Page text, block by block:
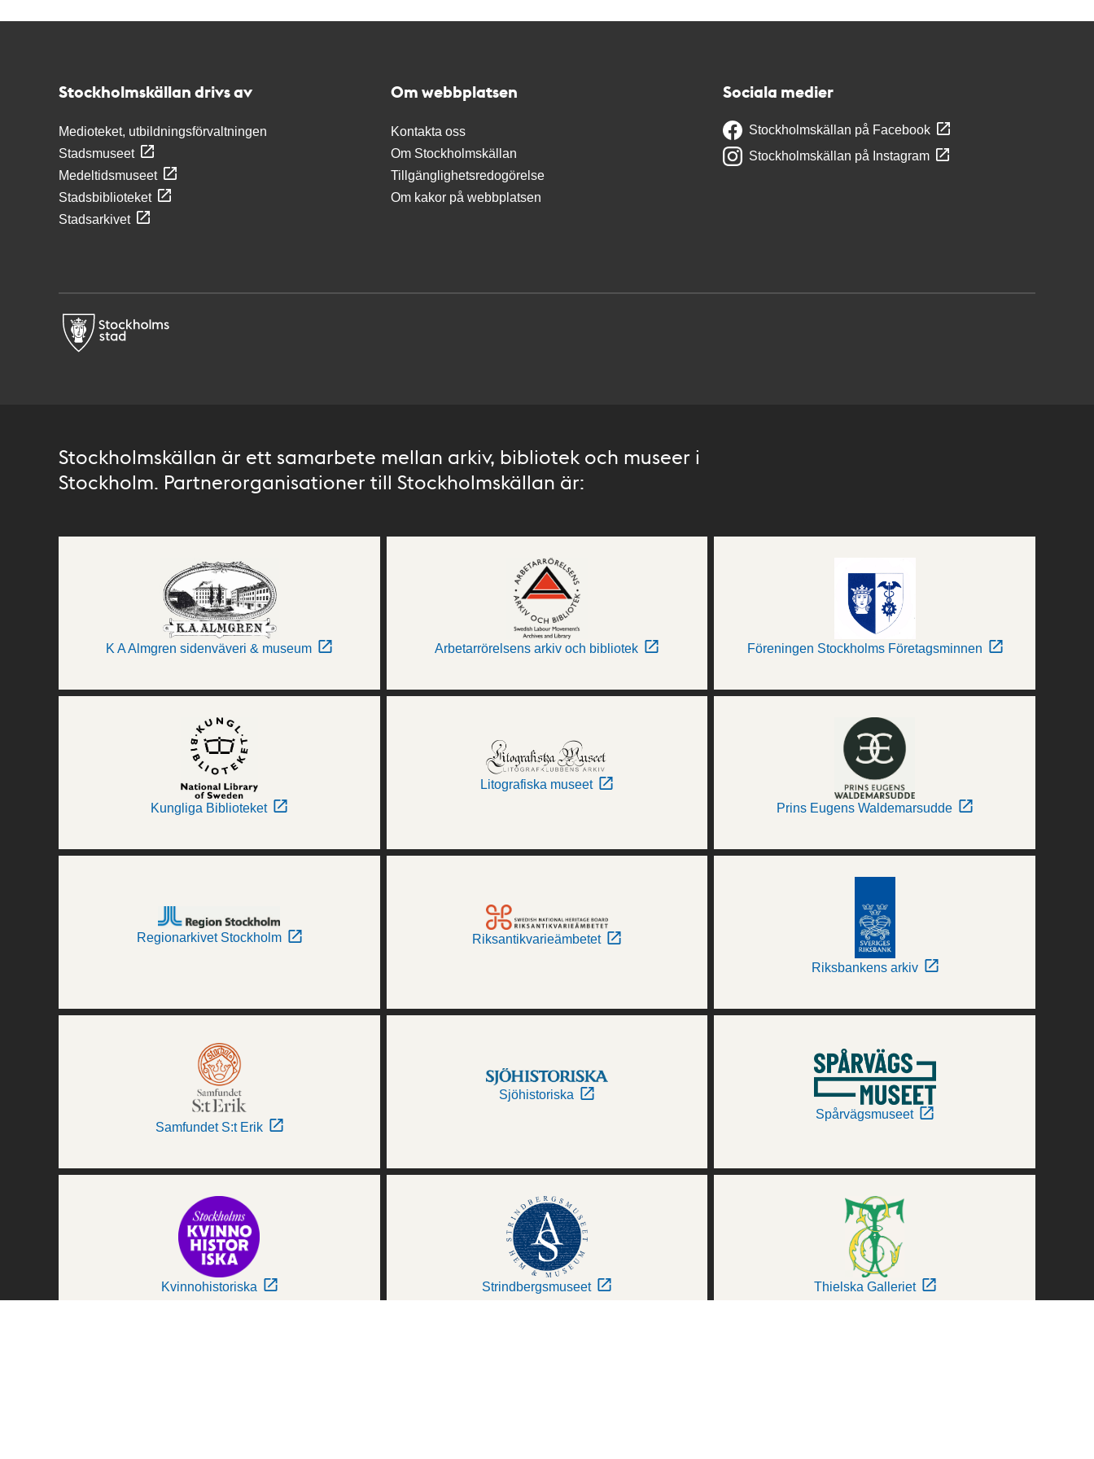
Stockholmskällan drivs av
Medioteket, utbildningsförvaltningen
Stadsmuseet
Medeltidsmuseet
Stadsbiblioteket
Stadsarkivet
Om webbplatsen
Kontakta oss
Om Stockholmskällan
Tillgänglighetsredogörelse
Om kakor på webbplatsen
Sociala medier
Stockholmskällan på Facebook
Stockholmskällan på Instagram
Stockholmskällan är ett samarbete mellan arkiv, bibliotek och museer i
Stockholm. Partnerorganisationer till Stockholmskällan är:
K A Almgren sidenväveri & museum Arbetarrörelsens arkiv och bibliotek Föreningen Stockholms Företagsminnen
Kungliga Biblioteket
Litografiska museet
Prins Eugens Waldemarsudde
Regionarkivet Stockholm Riksantikvarieämbetet
Riksbankens arkiv
Samfundet S:t Erik
Sjöhistoriska
Spårvägsmuseet
Kvinnohistoriska Strindbergsmuseet Thielska Galleriet